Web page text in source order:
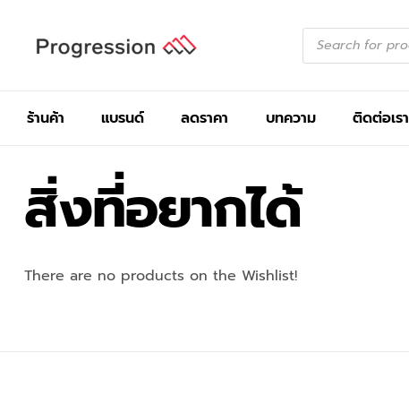
ร้านค้า แบรนด์ ลดราคา บทความ ติดต่อเรา
สิ่งที่อยากได้
There are no products on the Wishlist!